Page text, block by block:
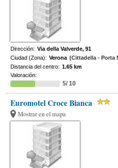
Dirección: Via della Valverde, 91
Ciudad (Zona): Verona (Cittadella - Porta
Distancia del centro: 1.65 km
Valoración:
5/ 10
Euromotel Croce Bianca
Mostrar en el mapa